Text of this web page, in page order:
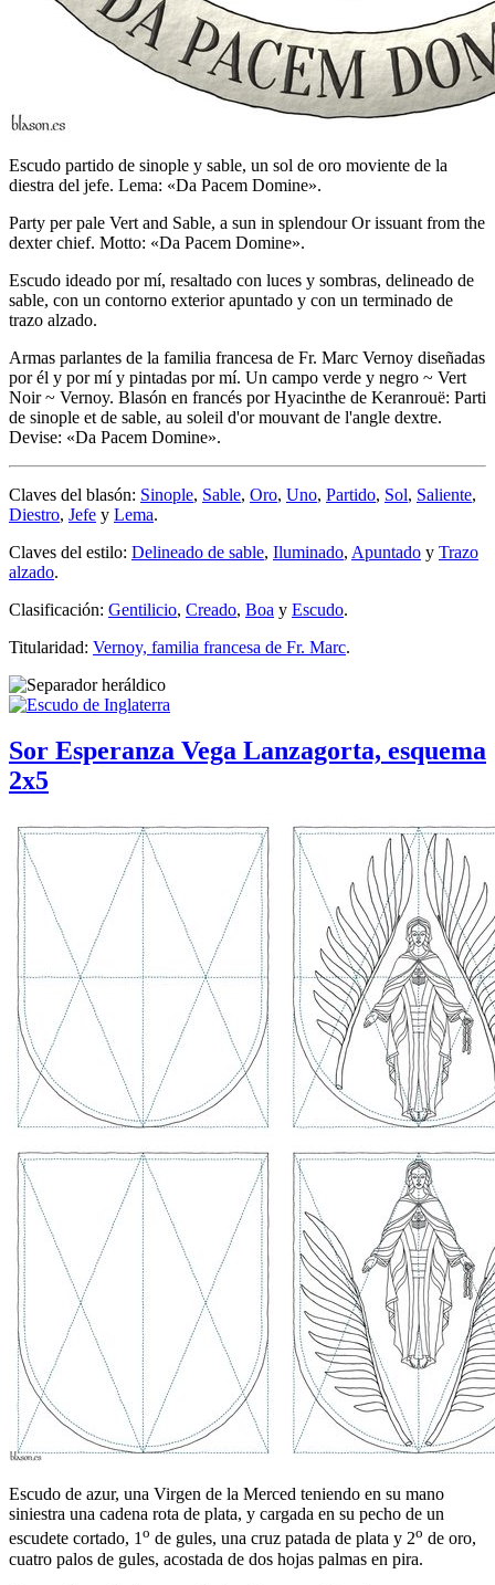
Escudo partido de sinople y sable, un sol de oro moviente de la
diestra del jefe. Lema: «Da Pacem Domine».
Party per pale Vert and Sable, a sun in splendour Or issuant from the
dexter chief. Motto: «Da Pacem Domine».
Escudo ideado por mí, resaltado con luces y sombras, delineado de
sable, con un contorno exterior apuntado y con un terminado de
trazo alzado.
Armas parlantes de la familia francesa de Fr. Marc Vernoy diseñadas
por él y por mí y pintadas por mí. Un campo verde y negro ~ Vert
Noir ~ Vernoy. Blasón en francés por Hyacinthe de Keranrouë: Parti
de sinople et de sable, au soleil d'or mouvant de l'angle dextre.
Devise: «Da Pacem Domine».
Claves del blasón: Sinople, Sable, Oro, Uno, Partido, Sol, Saliente,
Diestro, Jefe y Lema.
Claves del estilo: Delineado de sable, Iluminado, Apuntado y Trazo
alzado.
Clasificación: Gentilicio, Creado, Boa y Escudo.
Titularidad: Vernoy, familia francesa de Fr. Marc.
Sor Esperanza Vega Lanzagorta, esquema
2x5
Escudo de azur, una Virgen de la Merced teniendo en su mano
siniestra una cadena rota de plata, y cargada en su pecho de un
escudete cortado, 1o de gules, una cruz patada de plata y 2o de oro,
cuatro palos de gules, acostada de dos hojas palmas en pira.